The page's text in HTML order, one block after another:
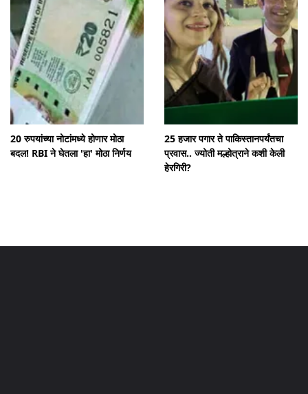
20 रुपयांच्या नोटांमध्ये होणार मोठा
बदल! RBI ने घेतला 'हा' मोठा निर्णय
25 हजार पगार ते पाकिस्तानपर्यंतचा
प्रवास.. ज्योती मल्होत्राने कशी केली
हेरगिरी?